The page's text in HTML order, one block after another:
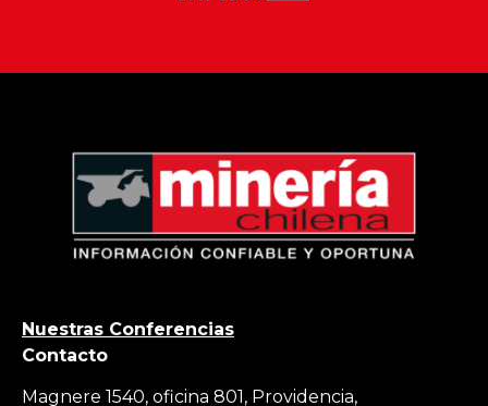
Nuestras Conferencias
Contacto
Magnere 1540, oficina 801, Providencia,